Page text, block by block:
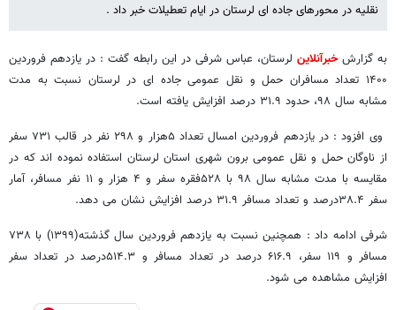
نقلیه در محورهای جاده ای لرستان در ایام تعطیلات خبر داد .
به گزارشخبرآنلاین لرستان، عباس شرفی در این رابطه گفت : در یازدهم فروردین
۱۴۰۰ تعداد مسافران حمل و نقل عمومی جاده ای در لرستان نسبت به مدت
مشابه سال ۹۸، حدود ۳۱.۹ درصد افزایش یافته است‌.
وی افزود : در یازدهم فروردین امسال تعداد ۵هزار و ۲۹۸ نفر در قالب ۷۳۱ سفر
از ناوگان حمل و نقل عمومی برون شهری استان لرستان استفاده نموده اند که در
مقایسه با مدت مشابه سال ۹۸ با ۵۲۸فقره سفر و ۴ هزار و ۱۱ نفر مسافر، آمار
سفر ۳۸.۴درصد و تعداد مسافر ۳۱.۹ درصد افزایش نشان می دهد.
شرفی ادامه داد : همچنین نسبت به یازدهم فروردین سال گذشته(۱۳۹۹) با ۷۳۸
مسافر و ۱۱۹ سفر، ۶۱۶.۹ درصد در تعداد مسافر و ۵۱۴.۳درصد در تعداد سفر
افزایش مشاهده می شود.